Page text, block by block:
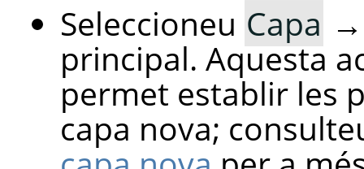
Seleccioneu Capa
principal. Aquesta
permet establir les
capa nova;